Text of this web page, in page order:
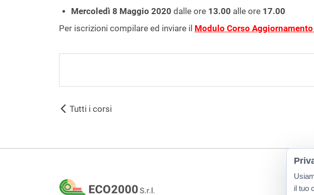
Mercoledì 8 Maggio 2020 dalle ore 13.00 alle ore 17.00
Per iscrizioni compilare ed inviare il Modulo Corso
Tutti i corsi
il tuo